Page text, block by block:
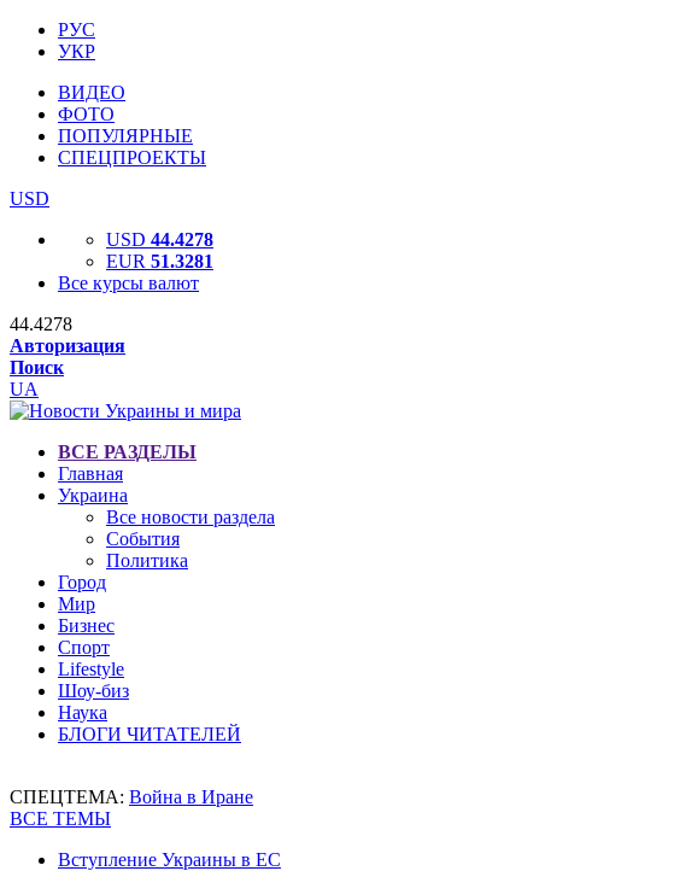
РУС
УКР
ВИДЕО
ФОТО
ПОПУЛЯРНЫЕ
СПЕЦПРОЕКТЫ
USD
USD 44.4278
EUR 51.3281
Все курсы валют
44.4278
Авторизация
Поиск
UA
ВСЕ РАЗДЕЛЫ
Главная
Украина
Все новости раздела
События
Политика
Город
Мир
Бизнес
Спорт
Lifestyle
Шоу-биз
Наука
БЛОГИ ЧИТАТЕЛЕЙ
СПЕЦТЕМА: Война в Иране
ВСЕ ТЕМЫ
Вступление Украины в ЕС